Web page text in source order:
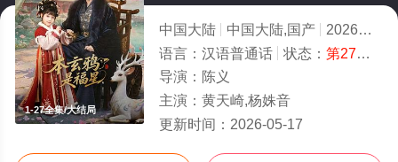
1-27全集/大结局
中国大陆 中国大陆,国产 2026
10.0
语言： 汉语普通话 状态： 第27集已完结
导演： 陈义
主演： 黄天崎,杨姝音
更新时间： 2026-05-17